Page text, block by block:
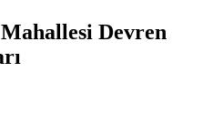
Devren